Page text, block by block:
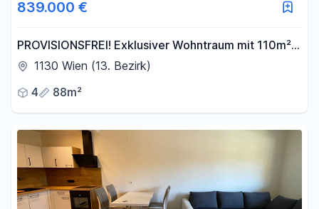
839.000 €
PROVISIONSFREI! Exklusiver Wohntraum mit 110m²
Privatgarten in Wiener Toplage (Alt-Hietzing)
1130 Wien (13. Bezirk)
4
88m²